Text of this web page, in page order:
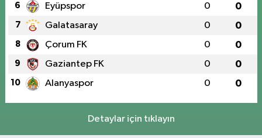
6 Eyüpspor 0 0
7 Galatasaray 0 0
8 Çorum FK 0 0
9 Gaziantep FK 0 0
10 Alanyaspor 0 0
Detaylar için tıklayın